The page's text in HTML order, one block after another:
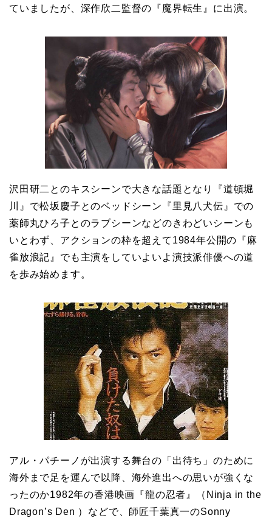
ていましたが、深作欣二監督の『魔界転生』に出演。
沢田研二とのキスシーンで大きな話題となり『道頓堀
川』で松坂慶子とのベッドシーン『里見八犬伝』での
薬師丸ひろ子とのラブシーンなどのきわどいシーンも
いとわず、アクションの枠を超えて1984年公開の『麻
雀放浪記』でも主演をしていよいよ演技派俳優への道
を歩み始めます。
アル・パチーノが出演する舞台の「出待ち」のために
海外まで足を運んで以降、海外進出への思いが強くな
ったのか1982年の香港映画『龍の忍者』（Ninja in the
Dragon’s Den ）などで、師匠千葉真一のSonny